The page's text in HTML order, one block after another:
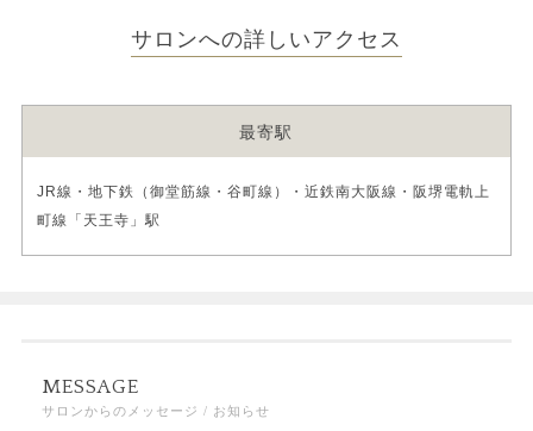
サロンへの詳しいアクセス
最寄駅
JR線・地下鉄（御堂筋線・谷町線）・近鉄南大阪線・阪堺電軌上
町線「天王寺」駅
MESSAGE
サロンからのメッセージ / お知らせ